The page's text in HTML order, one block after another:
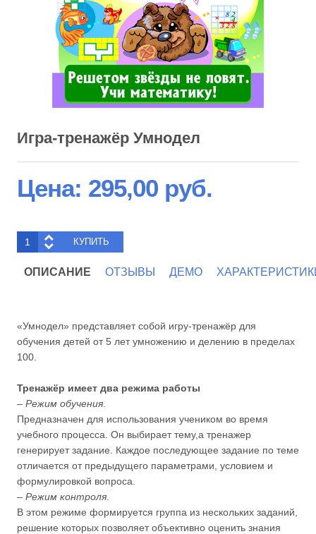
Игра-тренажёр Умнодел
Цена: 295,00 руб.
ОПИСАНИЕ ОТЗЫВЫ ДЕМО
«Умнодел» представляет собой игру-тренажёр для
обучения детей от 5 лет умножению и делению в пределах
100.
Тренажёр имеет два режима работы
– Режим обучения
Предназначен для использования учеником во время
учебного процесса. Он выбирает тему,а тренажер
генерирует задание. Каждое последующее задание по теме
отличается от предыдущего параметрами, условием и
формулировкой вопроса.
– Режим контроля
В этом режиме формируется группа из нескольких заданий,
решение которых позволяет объективно оценить знания